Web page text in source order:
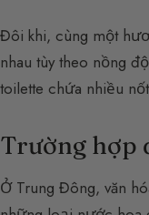
Đôi khi, cùng một
nhau tùy theo nồng
toilette chứa nhiều
Trường hợp
Ở Trung Đông, văn